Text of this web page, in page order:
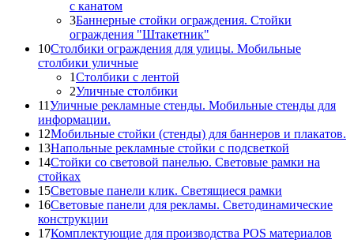
с канатом
3Баннерные стойки ограждения. Стойки
ограждения "Штакетник"
10Столбики ограждения для улицы. Мобильные
столбики уличные
1Столбики с лентой
2Уличные столбики
11Уличные рекламные стенды. Мобильные стенды для
информации.
12Мобильные стойки (стенды) для баннеров и плакатов.
13Напольные рекламные стойки с подсветкой
14Стойки со световой панелью. Световые рамки на
стойках
15Световые панели клик. Светящиеся рамки
16Световые панели для рекламы. Светодинамические
конструкции
17Комплектующие для производства POS материалов